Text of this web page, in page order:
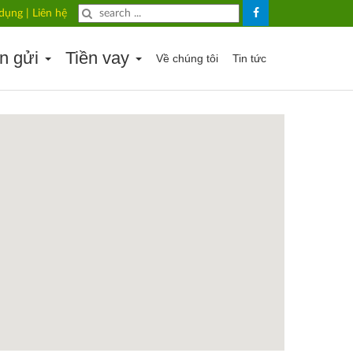
Liên hệ
gửi Tiền vay Về chúng tôi Tin tức